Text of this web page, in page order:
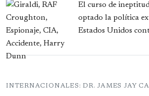
El curso de
optado la política
Estados Unidos
INTERNACIONALES: DR. JAMES JAY